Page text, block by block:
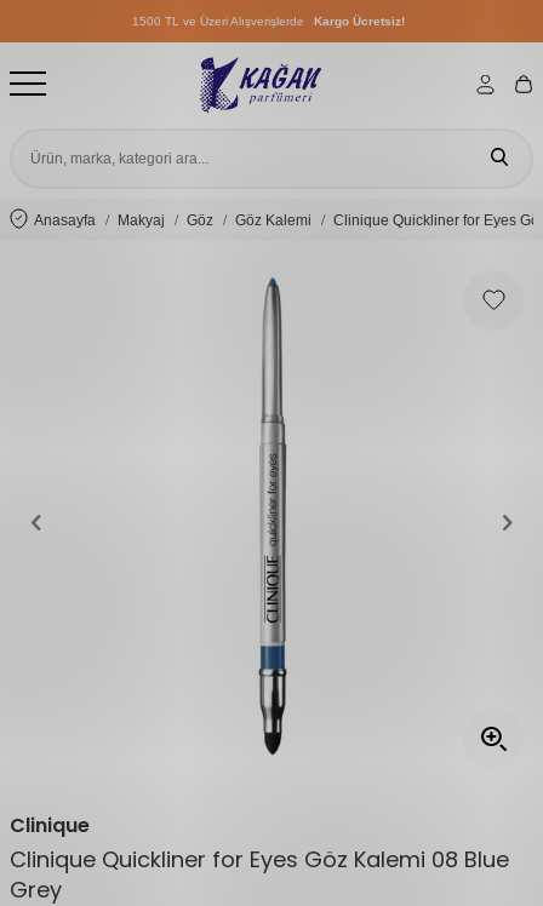
1500 TL ve Üzeri Alışverişlerde Kargo Ücretsiz!
1500 TL ve Üzeri Alışverişlerde
1500 TL ve Üzeri Alışverişlerde
Anasayfa Makyaj Göz Göz Kalemi Clinique Quickliner for Eyes
Clinique
Clinique Quickliner for Eyes Göz Kalemi 08 Blue
Grey